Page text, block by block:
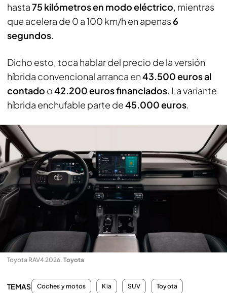
hasta75 kilómetros en modo eléctrico, mientras
que acelera de 0 a 100 km/h en apenas 6
segundos.
Dicho esto, toca hablar del precio de la versión
híbrida convencional arranca en43.500 euros al
contado o42.200 euros financiados. La variante
híbrida enchufable parte de45.000 euros.
Toyota RAV4 2026. Toyota
TEMAS Coches y motos Kia SUV Toyota